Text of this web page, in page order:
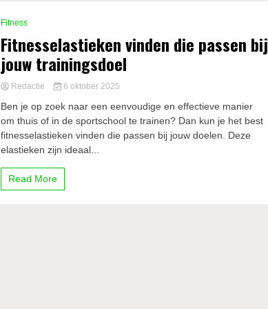
Fitness
Fitnesselastieken vinden die passen bij
jouw trainingsdoel
Redactie 6 oktober 2025
Ben je op zoek naar een eenvoudige en effectieve manier
om thuis of in de sportschool te trainen? Dan kun je het best
fitnesselastieken vinden die passen bij jouw doelen. Deze
elastieken zijn ideaal...
Read More